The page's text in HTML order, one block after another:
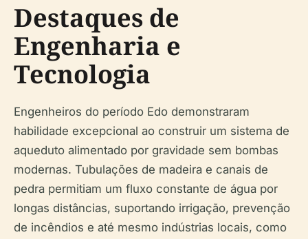
Destaques de
Engenharia e
Tecnologia
Engenheiros do período Edo demonstraram
habilidade excepcional ao construir um sistema de
aqueduto alimentado por gravidade sem bombas
modernas. Tubulações de madeira e canais de
pedra permitiam um fluxo constante de água por
longas distâncias, suportando irrigação, prevenção
de incêndios e até mesmo indústrias locais, como